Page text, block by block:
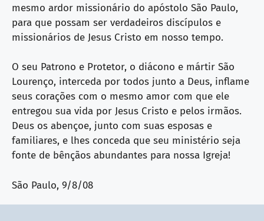
mesmo ardor missionário do apóstolo São Paulo,
para que possam ser verdadeiros discípulos e
missionários de Jesus Cristo em nosso tempo.
O seu Patrono e Protetor, o diácono e mártir São
Lourenço, interceda por todos junto a Deus, inflame
seus corações com o mesmo amor com que ele
entregou sua vida por Jesus Cristo e pelos irmãos.
Deus os abençoe, junto com suas esposas e
familiares, e lhes conceda que seu ministério seja
fonte de bênçãos abundantes para nossa Igreja!
São Paulo, 9/8/08